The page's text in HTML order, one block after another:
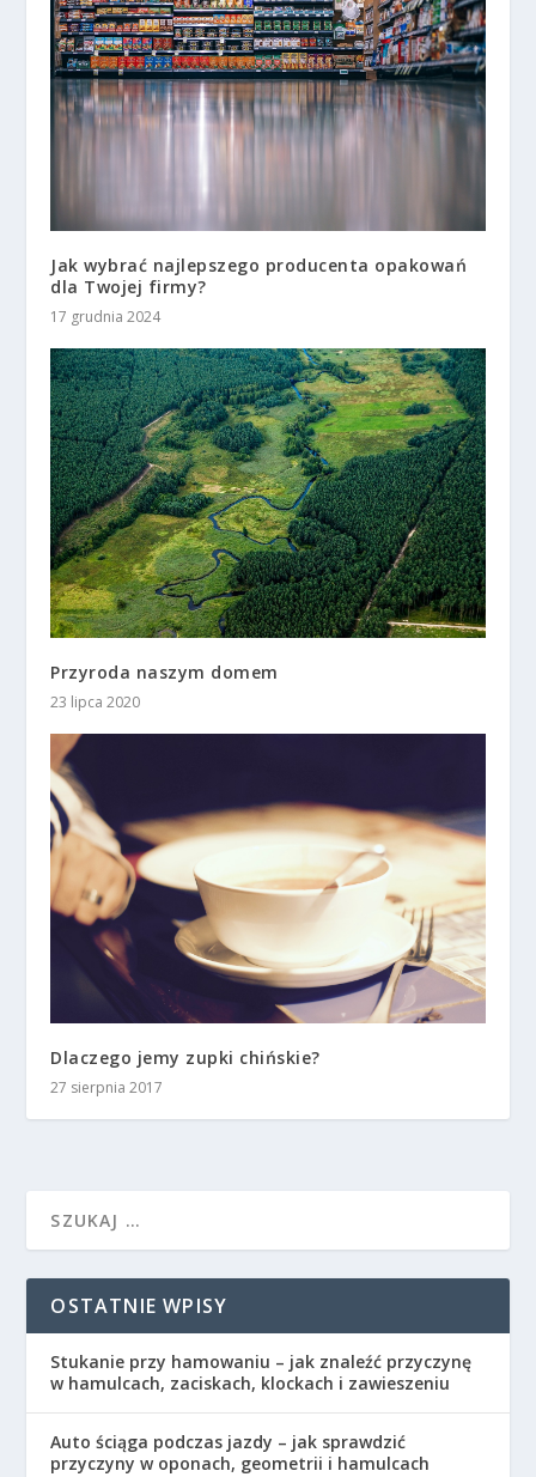
Jak wybrać najlepszego producenta opakowań
dla Twojej firmy?
17 grudnia 2024
Przyroda naszym domem
23 lipca 2020
Dlaczego jemy zupki chińskie?
27 sierpnia 2017
OSTATNIE WPISY
Stukanie przy hamowaniu – jak znaleźć przyczynę
w hamulcach, zaciskach, klockach i zawieszeniu
Auto ściąga podczas jazdy – jak sprawdzić
przyczyny w oponach, geometrii i hamulcach